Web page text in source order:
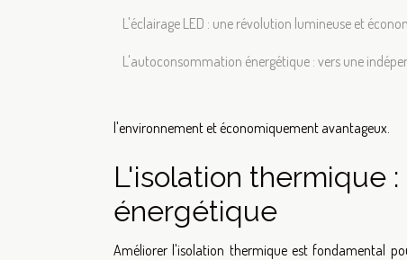
L'éclairage LED : une révolution lumineuse et
L'autoconsommation énergétique : vers une
l'environnement et économiquement avantageux.
L'isolation thermique
énergétique
Améliorer l'isolation thermique est fondamental